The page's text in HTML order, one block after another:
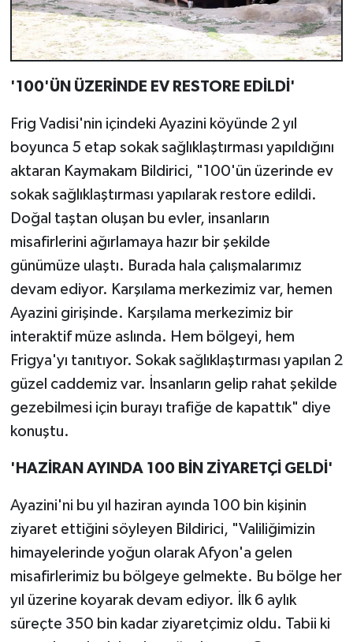
'100'ÜN ÜZERİNDE EV RESTORE EDİLDİ'
Frig Vadisi'nin içindeki Ayazini köyünde 2 yıl
boyunca 5 etap sokak sağlıklaştırması yapıldığını
aktaran Kaymakam Bildirici, "100'ün üzerinde ev
sokak sağlıklaştırması yapılarak restore edildi.
Doğal taştan oluşan bu evler, insanların
misafirlerini ağırlamaya hazır bir şekilde
günümüze ulaştı. Burada hala çalışmalarımız
devam ediyor. Karşılama merkezimiz var, hemen
Ayazini girişinde. Karşılama merkezimiz bir
interaktif müze aslında. Hem bölgeyi, hem
Frigya'yı tanıtıyor. Sokak sağlıklaştırması yapılan 2
güzel caddemiz var. İnsanların gelip rahat şekilde
gezebilmesi için burayı trafiğe de kapattık" diye
konuştu.
'HAZİRAN AYINDA 100 BİN ZİYARETÇİ GELDİ'
Ayazini'ni bu yıl haziran ayında 100 bin kişinin
ziyaret ettiğini söyleyen Bildirici, "Valiliğimizin
himayelerinde yoğun olarak Afyon'a gelen
misafirlerimiz bu bölgeye gelmekte. Bu bölge her
yıl üzerine koyarak devam ediyor. İlk 6 aylık
süreçte 350 bin kadar ziyaretçimiz oldu. Tabii ki